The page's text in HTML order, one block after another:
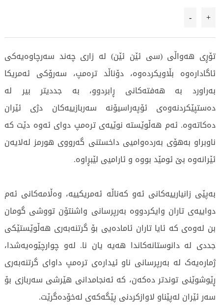
+
-
تۆڕی هەواڵی (سی ئێن ئێن) لە زاری چەند سەرچاوەیەکی
ئاگادارەوە بڵاویکردەوە، دۆناڵد ترەمپ، سەرۆکی ئەمریکا
بەراورد بە هەفتەکانی ڕابردوو، بە جددیتر بیر لە
دەستپێکردنەوەی ئۆپەراسیۆنە سەربازییەکان دژی ئێران
دەکاتەوە. ئەم هەڵوێستە نوێیەی ترەمپ دوای ئەوە دێت کە
ناوبراو بەهۆی بەردەوامیی داخستنی گەرووی هورمز لەلایەن
ئێرانەوە بێ ئومێد بووە و ئارامیی لێبڕاوە.
بەپێی زانیارییەکانی ئەو کەناڵە ئەمریکییە، وەڵامەکانی ئەم
دواییەی تاران وایکردووە بەرپرسانی واشنتۆن تووشی گومان
بن لەوەی کە ئایا تاران ئامادەیی بۆ گرتنەبەری هەڵوێستێکی
جددی لە دانوستانەکاندا هەیە یان نا. لەو چوارچێوەیەشدا،
ژمارەیەک لە بەرپرسانی ناو ئیدارەی ترەمپ داوای گرتنەبەری
ڕێوشوێنی توندتر دەکەن، کە ئەنجامدانی هێرشی سەربازی بۆ
سەر ئێران لەپێناو لاوازکردنی پێگەکەی لەخۆدەگرێت.